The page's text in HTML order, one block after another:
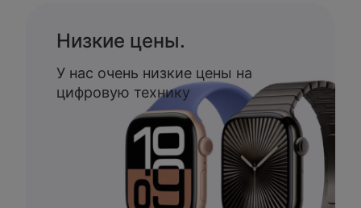
Низкие цены.
У нас очень низкие цены на
цифровую технику